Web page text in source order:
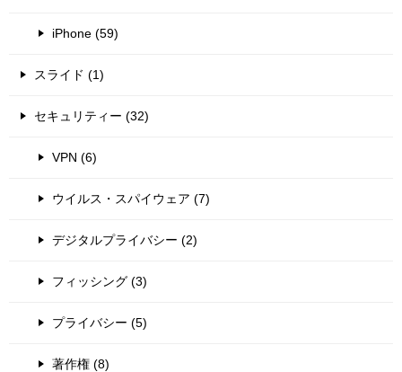
iPhone (59)
スライド (1)
セキュリティー (32)
VPN (6)
ウイルス・スパイウェア (7)
デジタルプライバシー (2)
フィッシング (3)
プライバシー (5)
著作権 (8)